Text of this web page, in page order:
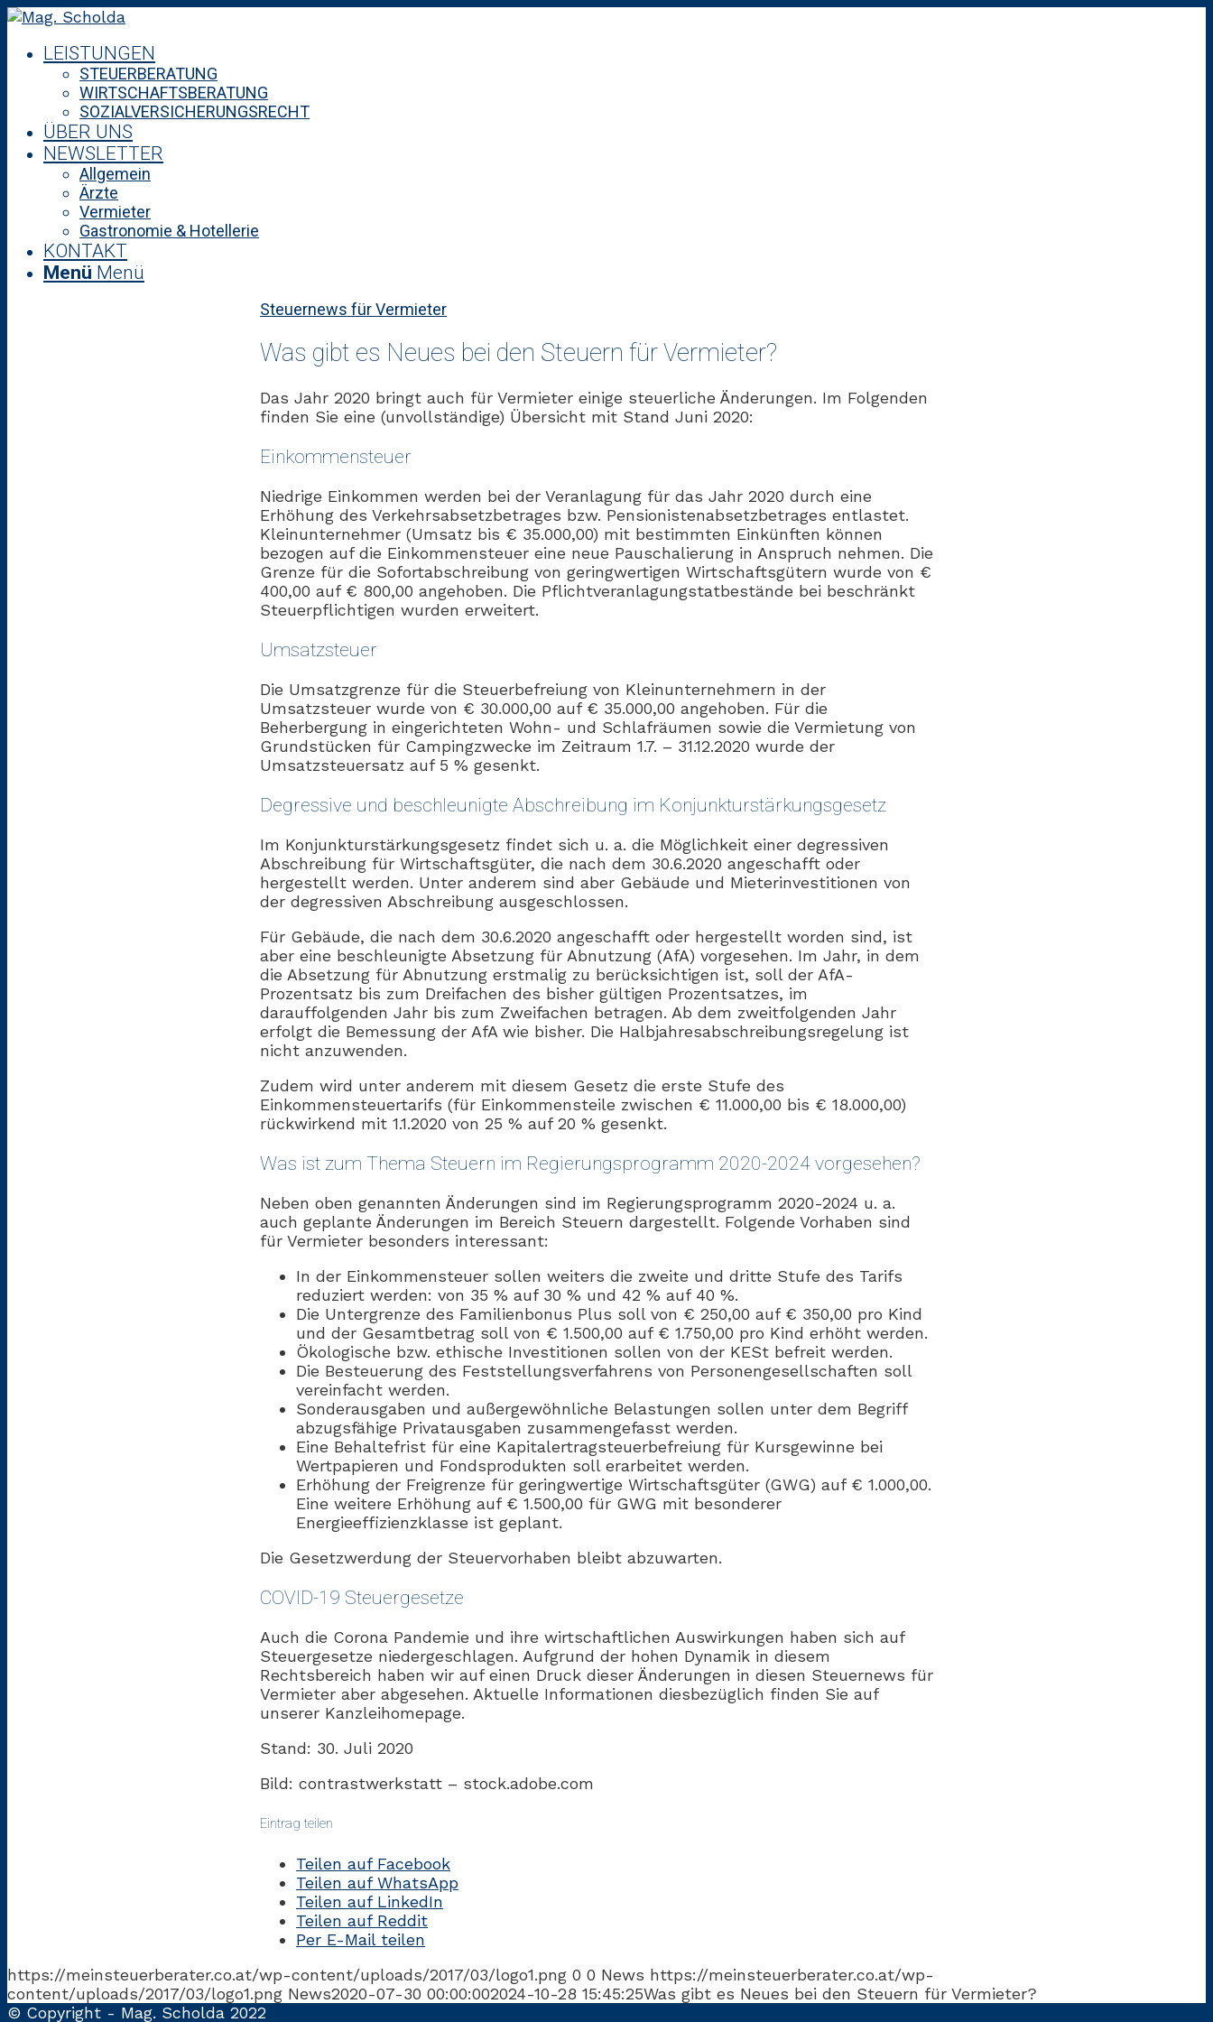
LEISTUNGEN
STEUERBERATUNG
WIRTSCHAFTSBERATUNG
SOZIALVERSICHERUNGSRECHT
ÜBER UNS
NEWSLETTER
Allgemein
Ärzte
Vermieter
Gastronomie & Hotellerie
KONTAKT
Menü Menü
Steuernews für Vermieter
Was gibt es Neues bei den Steuern für Vermieter?
Das Jahr 2020 bringt auch für Vermieter einige steuerliche Änderungen. Im Folgenden
finden Sie eine (unvollständige) Übersicht mit Stand Juni 2020:
Einkommensteuer
Niedrige Einkommen werden bei der Veranlagung für das Jahr 2020 durch eine
Erhöhung des Verkehrsabsetzbetrages bzw. Pensionistenabsetzbetrages entlastet.
Kleinunternehmer (Umsatz bis € 35.000,00) mit bestimmten Einkünften können
bezogen auf die Einkommensteuer eine neue Pauschalierung in Anspruch nehmen. Die
Grenze für die Sofortabschreibung von geringwertigen Wirtschaftsgütern wurde von €
400,00 auf € 800,00 angehoben. Die Pflichtveranlagungstatbestände bei beschränkt
Steuerpflichtigen wurden erweitert.
Umsatzsteuer
Die Umsatzgrenze für die Steuerbefreiung von Kleinunternehmern in der
Umsatzsteuer wurde von € 30.000,00 auf € 35.000,00 angehoben. Für die
Beherbergung in eingerichteten Wohn- und Schlafräumen sowie die Vermietung von
Grundstücken für Campingzwecke im Zeitraum 1.7. – 31.12.2020 wurde der
Umsatzsteuersatz auf 5 % gesenkt.
Degressive und beschleunigte Abschreibung im Konjunkturstärkungsgesetz
Im Konjunkturstärkungsgesetz findet sich u. a. die Möglichkeit einer degressiven
Abschreibung für Wirtschaftsgüter, die nach dem 30.6.2020 angeschafft oder
hergestellt werden. Unter anderem sind aber Gebäude und Mieterinvestitionen von
der degressiven Abschreibung ausgeschlossen.
Für Gebäude, die nach dem 30.6.2020 angeschafft oder hergestellt worden sind, ist
aber eine beschleunigte Absetzung für Abnutzung (AfA) vorgesehen. Im Jahr, in dem
die Absetzung für Abnutzung erstmalig zu berücksichtigen ist, soll der AfA-
Prozentsatz bis zum Dreifachen des bisher gültigen Prozentsatzes, im
darauffolgenden Jahr bis zum Zweifachen betragen. Ab dem zweitfolgenden Jahr
erfolgt die Bemessung der AfA wie bisher. Die Halbjahresabschreibungsregelung ist
nicht anzuwenden.
Zudem wird unter anderem mit diesem Gesetz die erste Stufe des
Einkommensteuertarifs (für Einkommensteile zwischen € 11.000,00 bis € 18.000,00)
rückwirkend mit 1.1.2020 von 25 % auf 20 % gesenkt.
Was ist zum Thema Steuern im Regierungsprogramm 2020-2024 vorgesehen?
Neben oben genannten Änderungen sind im Regierungsprogramm 2020-2024 u. a.
auch geplante Änderungen im Bereich Steuern dargestellt. Folgende Vorhaben sind
für Vermieter besonders interessant:
In der Einkommensteuer sollen weiters die zweite und dritte Stufe des Tarifs
reduziert werden: von 35 % auf 30 % und 42 % auf 40 %.
Die Untergrenze des Familienbonus Plus soll von € 250,00 auf € 350,00 pro Kind
und der Gesamtbetrag soll von € 1.500,00 auf € 1.750,00 pro Kind erhöht werden.
Ökologische bzw. ethische Investitionen sollen von der KESt befreit werden.
Die Besteuerung des Feststellungsverfahrens von Personengesellschaften soll
vereinfacht werden.
Sonderausgaben und außergewöhnliche Belastungen sollen unter dem Begriff
abzugsfähige Privatausgaben zusammengefasst werden.
Eine Behaltefrist für eine Kapitalertragsteuerbefreiung für Kursgewinne bei
Wertpapieren und Fondsprodukten soll erarbeitet werden.
Erhöhung der Freigrenze für geringwertige Wirtschaftsgüter (GWG) auf € 1.000,00.
Eine weitere Erhöhung auf € 1.500,00 für GWG mit besonderer
Energieeffizienzklasse ist geplant.
Die Gesetzwerdung der Steuervorhaben bleibt abzuwarten.
COVID-19 Steuergesetze
Auch die Corona Pandemie und ihre wirtschaftlichen Auswirkungen haben sich auf
Steuergesetze niedergeschlagen. Aufgrund der hohen Dynamik in diesem
Rechtsbereich haben wir auf einen Druck dieser Änderungen in diesen Steuernews für
Vermieter aber abgesehen. Aktuelle Informationen diesbezüglich finden Sie auf
unserer Kanzleihomepage.
Stand: 30. Juli 2020
Bild: contrastwerkstatt – stock.adobe.com
Eintrag teilen
Teilen auf Facebook
Teilen auf WhatsApp
Teilen auf LinkedIn
Teilen auf Reddit
Per E-Mail teilen
https://meinsteuerberater.co.at/wp-content/uploads/2017/03/logo1.png 0 0 News https://meinsteuerberater.co.at/wp-
content/uploads/2017/03/logo1.png News2020-07-30 00:00:002024-10-28 15:45:25Was gibt es Neues bei den Steuern für Vermieter?
© Copyright - Mag. Scholda 2022